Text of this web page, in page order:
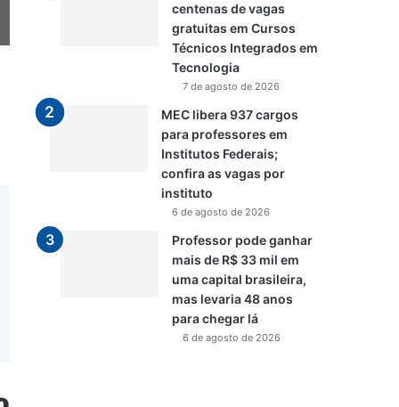
centenas de vagas
gratuitas em Cursos
Técnicos Integrados em
Tecnologia
7 de agosto de 2026
MEC libera 937 cargos
para professores em
Institutos Federais;
confira as vagas por
instituto
6 de agosto de 2026
Professor pode ganhar
mais de R$ 33 mil em
uma capital brasileira,
mas levaria 48 anos
para chegar lá
6 de agosto de 2026